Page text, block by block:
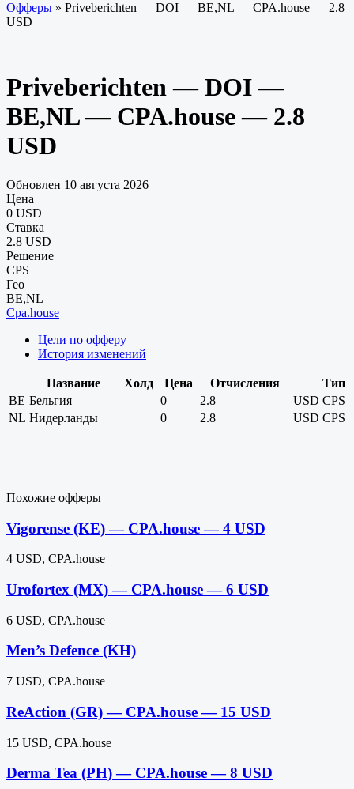
Офферы » Priveberichten — DOI — BE,NL — CPA.house — 2.8
USD
Priveberichten — DOI —
BE,NL — CPA.house — 2.8
USD
Обновлен 10 августа 2026
Цена
0 USD
Ставка
2.8 USD
Решение
CPS
Гео
BE,NL
Cpa.house
Цели по офферу
История изменений
Название Холд Цена Отчисления
Тип
BE Бельгия 0 2.8 USD CPS
NL Нидерланды 0 2.8 USD CPS
Похожие офферы
Vigorense (KE) — CPA.house — 4 USD
4 USD, CPA.house
Urofortex (MX) — CPA.house — 6 USD
6 USD, CPA.house
Men’s Defence (KH)
7 USD, CPA.house
ReAction (GR) — CPA.house — 15 USD
15 USD, CPA.house
Derma Tea (PH) — CPA.house — 8 USD